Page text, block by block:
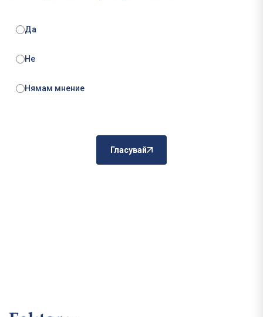
Да
Не
Нямам мнение
Гласувай